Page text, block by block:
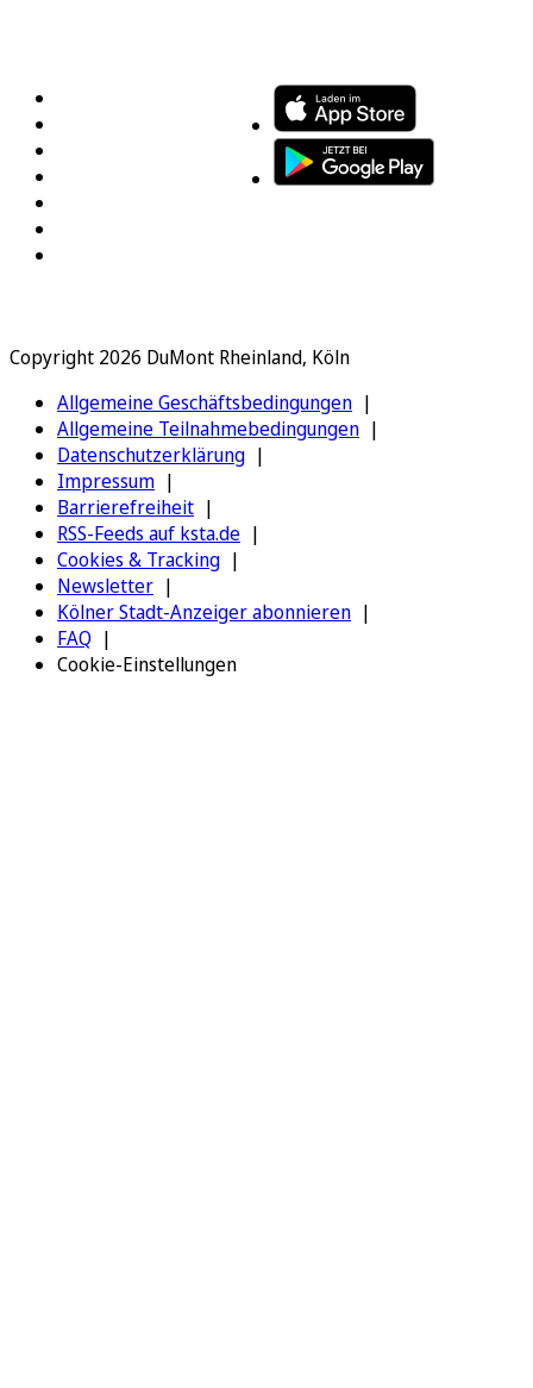
Copyright 2026 DuMont Rheinland, Köln
Allgemeine Geschäftsbedingungen
Allgemeine Teilnahmebedingungen
Datenschutzerklärung
Impressum
Barrierefreiheit
RSS-Feeds auf ksta.de
Cookies & Tracking
Newsletter
Kölner Stadt-Anzeiger abonnieren
FAQ
Cookie-Einstellungen